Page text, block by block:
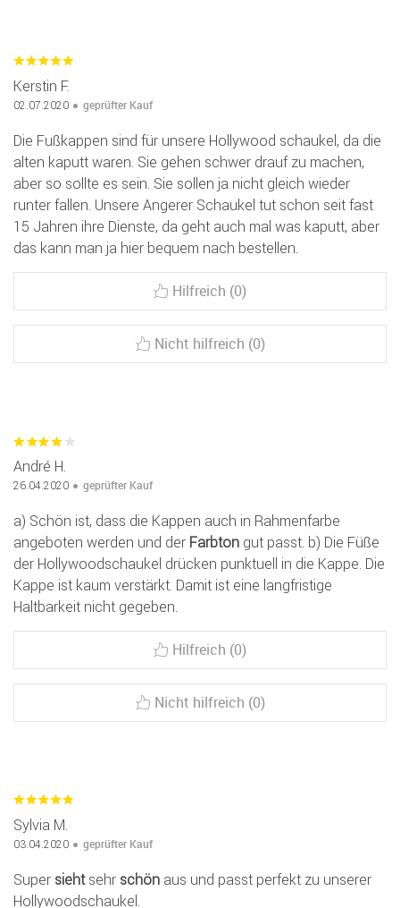
Kerstin F.
02.07.2020 geprüfter Kauf
Die Fußkappen sind für unsere Hollywood schaukel, da die
alten kaputt waren. Sie gehen schwer drauf zu machen,
aber so sollte es sein. Sie sollen ja nicht gleich wieder
runter fallen. Unsere Angerer Schaukel tut schon seit fast
15 Jahren ihre Dienste, da geht auch mal was kaputt, aber
das kann man ja hier bequem nach bestellen.
Hilfreich (0)
Nicht hilfreich (0)
André H.
26.04.2020 geprüfter Kauf
a) Schön ist, dass die Kappen auch in Rahmenfarbe
angeboten werden und der Farbton gut passt. b) Die Füße
der Hollywoodschaukel drücken punktuell in die Kappe. Die
Kappe ist kaum verstärkt. Damit ist eine langfristige
Haltbarkeit nicht gegeben.
Hilfreich (0)
Nicht hilfreich (0)
Sylvia M.
03.04.2020 geprüfter Kauf
Super siehtsehr schön aus und passt perfekt zu unserer
Hollywoodschaukel.